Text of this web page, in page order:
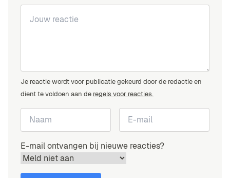
Je reactie wordt voor publicatie gekeurd door de redactie en
dient te voldoen aan de regels voor reacties.
E-mail ontvangen bij nieuwe reacties?